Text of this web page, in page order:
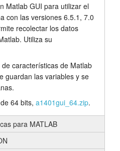
Matlab GUI para utilizar el
con las versiones 6.5.1, 7.0
recolectar los datos
Utiliza su
características de Matlab
guardan las variables y se
64 bits, a1401gui_64.zip.
para MATLAB